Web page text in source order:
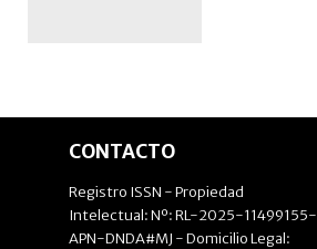
CONTACTO
Registro ISSN - Propiedad
Intelectual: Nº: RL-2025-11499155-
APN-DNDA#MJ - Domicilio Legal: